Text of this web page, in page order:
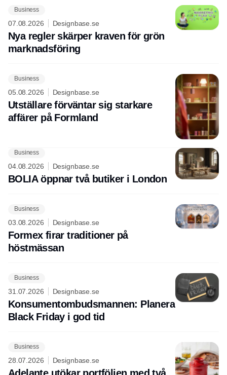
Business
07.08.2026 Designbase.se
Nya regler skärper kraven för grön
marknadsföring
Business
05.08.2026 Designbase.se
Utställare förväntar sig starkare
affärer på Formland
Business
04.08.2026 Designbase.se
BOLIA öppnar två butiker i London
Business
03.08.2026 Designbase.se
Formex firar traditioner på
höstmässan
Business
31.07.2026 Designbase.se
Konsumentombudsmannen: Planera
Black Friday i god tid
Business
28.07.2026 Designbase.se